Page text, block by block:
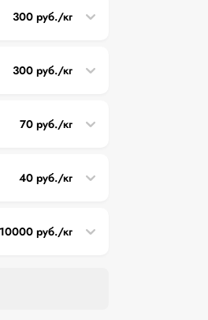
300 руб./кг
300 руб./кг
70 руб./кг
40 руб./кг
10000 руб./кг